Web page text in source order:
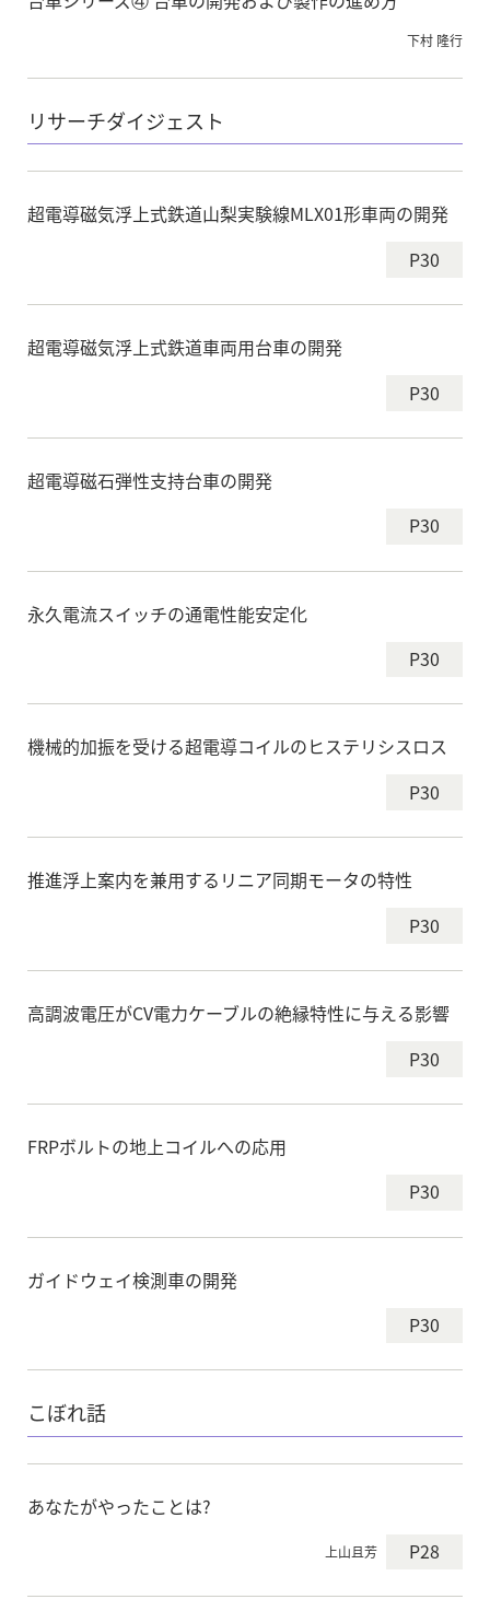
下村 隆行
リサーチダイジェスト
超電導磁気浮上式鉄道山梨実験線MLX01形車両の開発
P30
超電導磁気浮上式鉄道車両用台車の開発
P30
超電導磁石弾性支持台車の開発
P30
永久電流スイッチの通電性能安定化
P30
機械的加振を受ける超電導コイルのヒステリシスロス
P30
推進浮上案内を兼用するリニア同期モータの特性
P30
高調波電圧がCV電力ケーブルの絶縁特性に与える影響
P30
FRPボルトの地上コイルへの応用
P30
ガイドウェイ検測車の開発
P30
こぼれ話
あなたがやったことは?
上山且芳 P28